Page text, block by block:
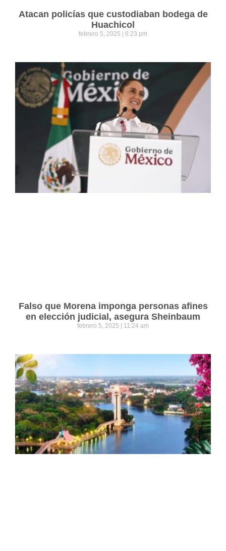
Atacan policías que custodiaban bodega de
Huachicol
febrero 5, 2025 6:23 pm
Falso que Morena imponga personas afines
en elección judicial, asegura Sheinbaum
febrero 5, 2025 11:24 am